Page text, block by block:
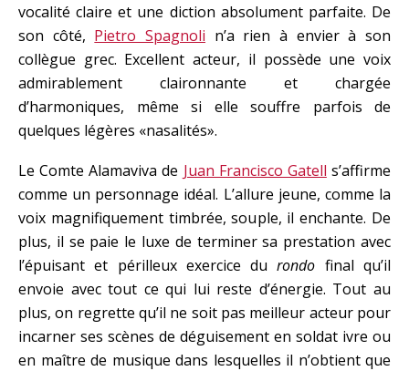
vocalité claire et une diction absolument parfaite. De
son côté, Pietro Spagnoli n’a rien à envier à son
collègue grec. Excellent acteur, il possède une voix
admirablement claironnante et chargée
d’harmoniques, même si elle souffre parfois de
quelques légères «nasalités».
Le Comte Alamaviva de Juan Francisco Gatell s’affirme
comme un personnage idéal. L’allure jeune, comme la
voix magnifiquement timbrée, souple, il enchante. De
plus, il se paie le luxe de terminer sa prestation avec
l’épuisant et périlleux exercice durondo final qu’il
envoie avec tout ce qui lui reste d’énergie. Tout au
plus, on regrette qu’il ne soit pas meilleur acteur pour
incarner ses scènes de déguisement en soldat ivre ou
en maître de musique dans lesquelles il n’obtient que